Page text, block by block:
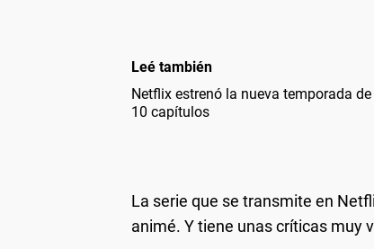
Leé también
Netflix estrenó la nueva temporada
10 capítulos
La serie que se transmite en
animé. Y tiene unas críticas muy